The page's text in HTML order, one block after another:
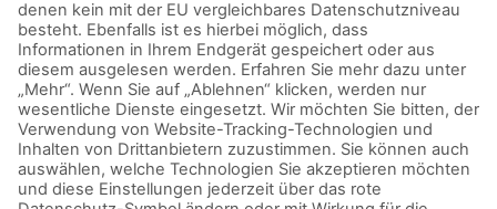
© Aurora Mühlen GmbH - Trettaustraße 49 – D-21107 Hamburg